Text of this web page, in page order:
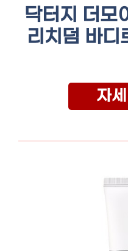
닥터지 더모
리치덤 바
자